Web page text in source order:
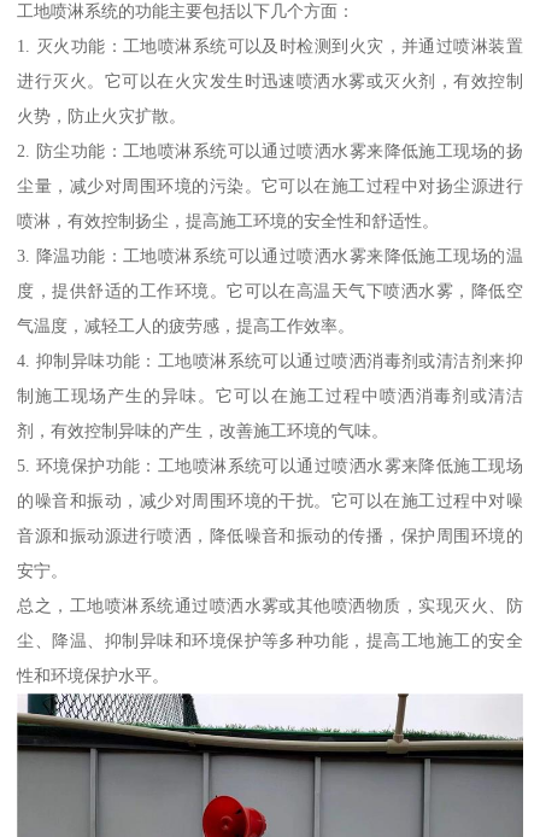
工地喷淋系统的功能主要包括以下几个方面：
1. 灭火功能：工地喷淋系统可以及时检测到火灾，并通过喷淋装置
进行灭火。它可以在火灾发生时迅速喷洒水雾或灭火剂，有效控制
火势，防止火灾扩散。
2. 防尘功能：工地喷淋系统可以通过喷洒水雾来降低施工现场的扬
尘量，减少对周围环境的污染。它可以在施工过程中对扬尘源进行
喷淋，有效控制扬尘，提高施工环境的安全性和舒适性。
3. 降温功能：工地喷淋系统可以通过喷洒水雾来降低施工现场的温
度，提供舒适的工作环境。它可以在高温天气下喷洒水雾，降低空
气温度，减轻工人的疲劳感，提高工作效率。
4. 抑制异味功能：工地喷淋系统可以通过喷洒消毒剂或清洁剂来抑
制施工现场产生的异味。它可以在施工过程中喷洒消毒剂或清洁
剂，有效控制异味的产生，改善施工环境的气味。
5. 环境保护功能：工地喷淋系统可以通过喷洒水雾来降低施工现场
的噪音和振动，减少对周围环境的干扰。它可以在施工过程中对噪
音源和振动源进行喷洒，降低噪音和振动的传播，保护周围环境的
安宁。
总之，工地喷淋系统通过喷洒水雾或其他喷洒物质，实现灭火、防
尘、降温、抑制异味和环境保护等多种功能，提高工地施工的安全
性和环境保护水平。